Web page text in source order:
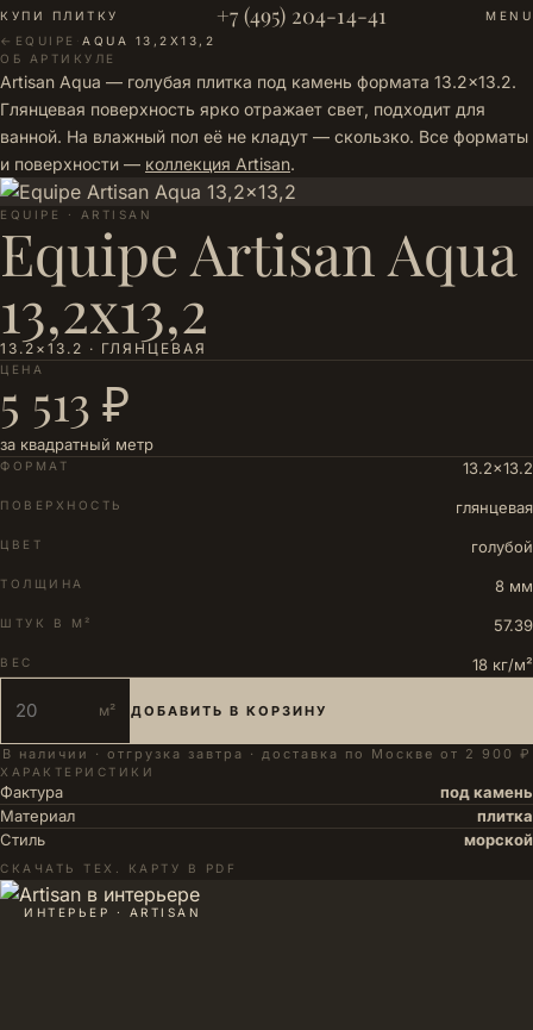
КУПИ ПЛИТКУ +7 (495) 204-14-41
MENU
← EQUIPE · AQUA 13,2X13,2
ОБ АРТИКУЛЕ
Artisan Aqua — голубая плитка под камень формата 13.2×13.2.
Глянцевая поверхность ярко отражает свет, подходит для
ванной. На влажный пол её не кладут — скользко. Все форматы
и поверхности — коллекция Artisan.
EQUIPE · ARTISAN
Equipe Artisan Aqua
13,2x13,2
13.2×13.2 · ГЛЯНЦЕВАЯ
ЦЕНА
5 513 ₽
за квадратный метр
ФОРМАТ 13.2×13.2
ПОВЕРХНОСТЬ глянцевая
ЦВЕТ голубой
ТОЛЩИНА 8 мм
ШТУК В М² 57.39
ВЕС 18 кг/м²
м² ДОБАВИТЬ В КОРЗИНУ
В наличии · отгрузка завтра · доставка по Москве от 2 900 ₽
ХАРАКТЕРИСТИКИ
Фактура
под камень
Материал
плитка
Стиль
морской
СКАЧАТЬ ТЕХ. КАРТУ В PDF
ИНТЕРЬЕР · ARTISAN